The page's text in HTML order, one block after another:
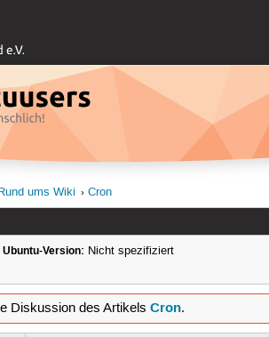
ums Wiki Cron
Ubuntu-Version: Nicht spezifiziert
Diskussion des Artikels Cron.